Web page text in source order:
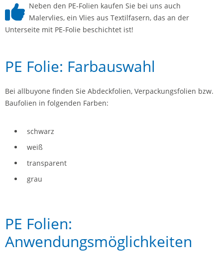
Neben den PE-Folien kaufen Sie bei uns auch
Malervlies, ein Vlies aus Textilfasern, das an der
Unterseite mit PE-Folie beschichtet ist!
PE Folie: Farbauswahl
Bei allbuyone finden Sie Abdeckfolien, Verpackungsfolien bzw.
Baufolien in folgenden Farben:
schwarz
weiß
transparent
grau
PE Folien:
Anwendungsmöglichkeiten